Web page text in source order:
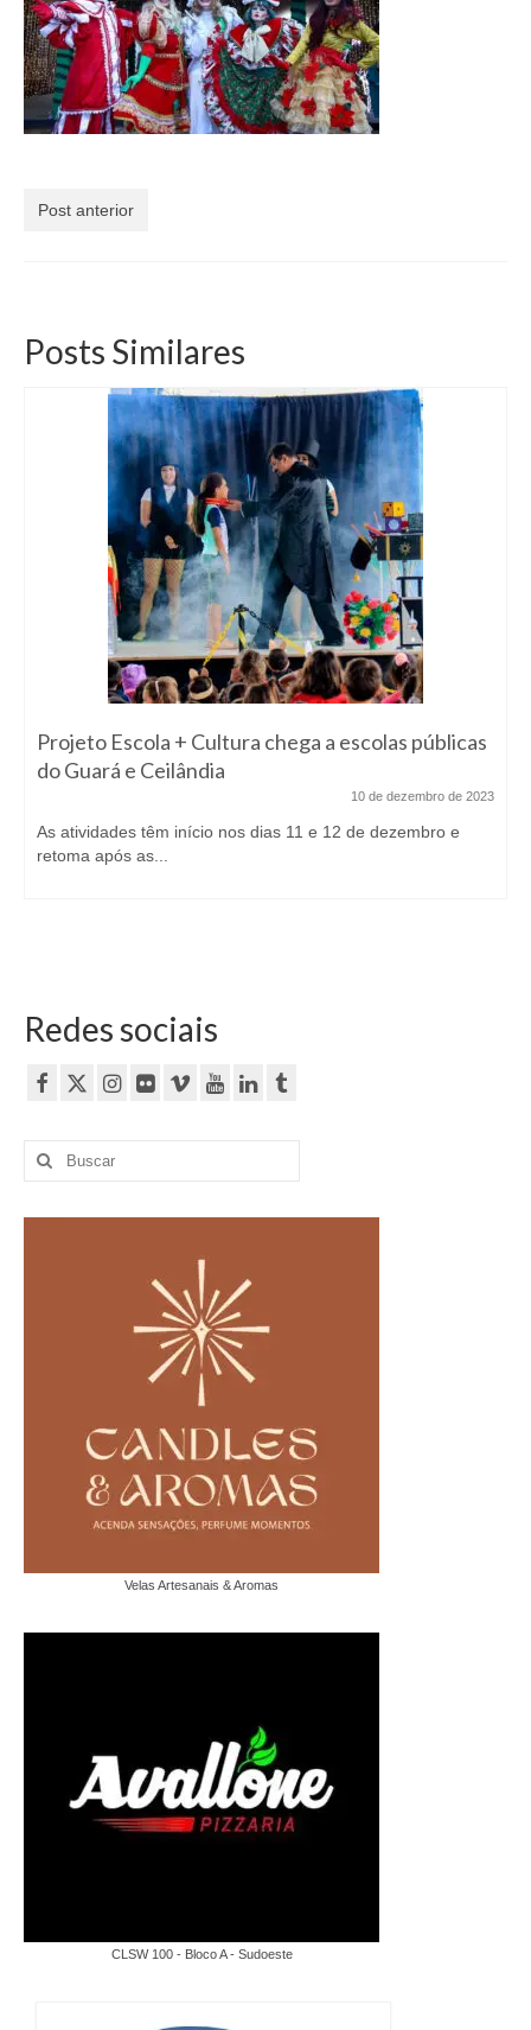
Currículo
Post anterior
Posts Similares
Projeto Escola + Cultura chega a escolas públicas
do Guará e Ceilândia
10 de dezembro de 2023
As atividades têm início nos dias 11 e 12 de dezembro e
retoma após as...
Redes sociais
Buscar
por:
Velas Artesanais & Aromas
CLSW 100 - Bloco A - Sudoeste